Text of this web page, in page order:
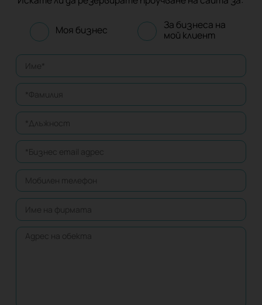
Моя бизнес
За бизнеса на
мой клиент